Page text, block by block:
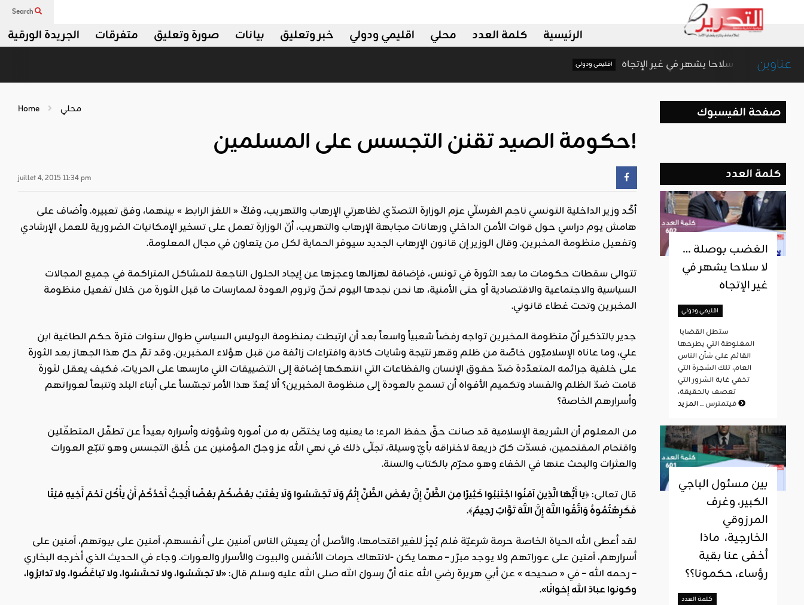
Search
الجريدة الورقية متفرقات صورة وتعليق بيانات خبر وتعليق اقليمي ودولي محلي كلمة العدد الرئيسية
عناوين اقليمي ودولي الغضب بوصلة … لا سلاحا يشهر في غير الإتجاه
Home محلي
حكومة الصيد تقنن التجسس على المسلمين!
juillet 4, 2015 11:34 pm
أكّد وزير الداخلية التونسي ناجم الغرسلّي عزم الوزارة التصدّي لظاهرتي الإرهاب والتهريب، وفكّ « اللغز الرابط » بينهما، وفق تعبيره. وأضاف على
هامش يوم دراسي حول قوات الأمن الداخلي ورهانات مجابهة الإرهاب والتهريب، أنّ الوزارة تعمل على تسخير الإمكانيات الضرورية للعمل الإرشادي
وتفعيل منظومة المخبرين. وقال الوزير إن قانون الإرهاب الجديد سيوفر الحماية لكل من يتعاون في مجال المعلومة.
تتوالى سقطات حكومات ما بعد الثورة في تونس، فإضافة لهزالها وعجزها عن إيجاد الحلول الناجعة للمشاكل المتراكمة في جميع المجالات
السياسية والاجتماعية والاقتصادية أو حتى الأمنية، ها نحن نجدها اليوم تحنّ وتروم العودة لممارسات ما قبل الثورة من خلال تفعيل منظومة
المخبرين وتحت غطاء قانوني.
جدير بالتذكير أنّ منظومة المخبرين تواجه رفضاً شعبياً واسعاً بعد أن ارتبطت بمنظومة البوليس السياسي طوال سنوات فترة حكم الطاغية ابن
علي، وما عاناه الإسلاميّون خاصّة من ظلم وقهر نتيجة وشايات كاذبة وافتراءات زائفة من قبل هؤلاء المخبرين. وقد تمّ حلّ هذا الجهاز بعد الثورة
على خلفية جرائمه المتعدّدة ضدّ حقوق الإنسان والفظاعات التي انتهكها إضافة إلى التضييقات التي مارسها على الحريات. فكيف يعقل لثورة
قامت ضدّ الظلم والفساد وتكميم الأفواه أن تسمح بالعودة إلى منظومة المخبرين؟ ألا يُعدّ هذا الأمر تجسّساً على أبناء البلد وتتبعاً لعوراتهم
وأسرارهم الخاصة؟
من المعلوم أن الشريعة الإسلامية قد صانت حقّ حفظ المرء؛ ما يعنيه وما يختصّ به من أموره وشؤونه وأسراره بعيداً عن تطفّل المتطفّلين
واقتحام المقتحمين، فسدّت كلّ ذريعة لاختراقه بأيّ وسيلة، تجلّى ذلك في نهي الله عز وجلّ المؤمنين عن خُلق التجسس وهو تتبّع العورات
والعثرات والبحث عنها في الخفاء وهو محرّم بالكتاب والسنة.
قال تعالى: ﴿يَا أَيُّهَا الَّذِينَ آمَنُوا اجْتَنِبُوا كَثِيرًا مِنَ الظَّنِّ إِنَّ بَعْضَ الظَّنِّ إِثْمٌ وَلَا تَجَسَّسُوا وَلَا يَغْتَبْ بَعْضُكُمْ بَعْضًا أَيُحِبُّ أَحَدُكُمْ أَنْ يَأْكُلَ لَحْمَ أَخِيهِ مَيْتًا
فَكَرِهْتُمُوهُ وَاتَّقُوا اللَّهَ إِنَّ اللَّهَ تَوَّابٌ رَحِيمٌ﴾.
لقد أعطى الله الحياة الخاصة حرمة شرعيّة فلم يُجِزْ للغير اقتحامها، والأصل أن يعيش الناس آمنين على أنفسهم، آمنين على بيوتهم، آمنين على
أسرارهم، آمنين على عوراتهم ولا يوجد مبرّر – مهما يكن -لانتهاك حرمات الأنفس والبيوت والأسرار والعورات. وجاء في الحديث الذي أخرجه البخاري
– رحمه الله – في « صحيحه » عن أبي هريرة رضي الله عنه أنّ رسولَ الله صلى الله عليه وسلم قال:«لا تجسَّسُوا، ولا تحسَّسُوا، ولا تباغَضُوا، ولا تدابَرُوا،
وكونوا عبادَ الله إخوانًا».
صفحة الفيسبوك
كلمة العدد
الغضب بوصلة …
لا سلاحا يشهر في
غير الإتجاه
اقليمي ودولي
المغلوطة التي يطرحها
القائم على شأن الناس
العام، تلك الشجرة التي
تخفي غابة الشرور التي
تعصف بالحقيقة،
فيتمترس ...المزيد
بين مسئول الباجي
الكبير، وغرف
المرزوقي
الخارجية، ماذا
أخفى عنا بقية
رؤساء، حكمونا؟؟
كلمة العدد